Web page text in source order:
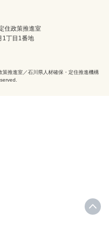
住政策推進室
1丁目1番地
推進室／石川県人材確保・定住推進機構